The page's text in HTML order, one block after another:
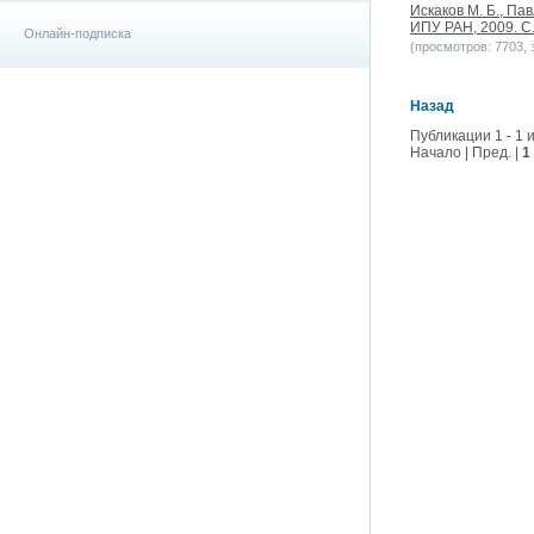
Онлайн-подписка
Искаков М. Б.,
ИПУ РАН, 2009.
(просмотров: 7703,
Назад
Публикации 1 - 1
Начало | Пред. | 1